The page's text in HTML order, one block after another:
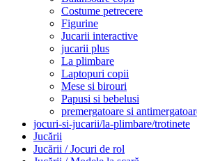
Costume petrecere
Figurine
Jucarii interactive
jucarii plus
La plimbare
Laptopuri copii
Mese si birouri
Papusi si bebelusi
premergatoare si
jocuri-si-jucarii/la-plimbare/trotinete
Jucării
Jucării / Jocuri de rol